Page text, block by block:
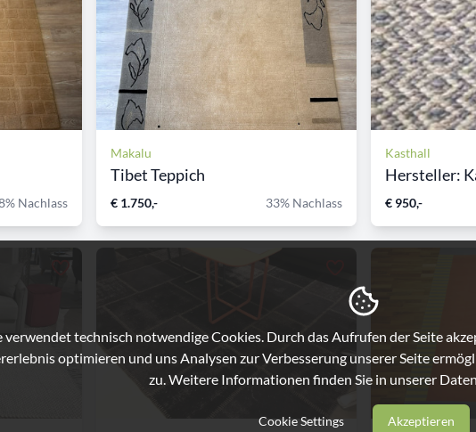
Nachlass
Makalu
Tibet Teppich
€ 1.750,- 33% Nachlass
Kasthall
Hersteller:
€ 950,-
verwendet technisch notwendige Cookies. Durch das Aufrufen der Seite
optimieren und uns Analysen zur Verbesserung unserer Seite
zu. Weitere Informationen finden Sie in unserer
Cookie Settings Akzeptieren